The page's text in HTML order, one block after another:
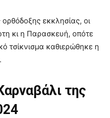
εκκλησίας, οι
κι η Παρασκευή, οπότε
τσίκνισμα καθιερώθηκε η
της